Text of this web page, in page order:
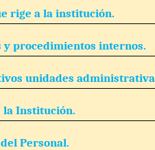
rige a la institución.
y procedimientos internos.
unidades
la Institución.
Personal.